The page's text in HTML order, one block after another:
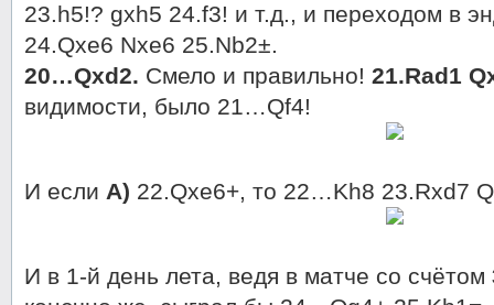
23.h5!? gxh5 24.f3! и т.д., и переходом в
24.Qxe6 Nxe6 25.Nb2±.
20…Qxd2. Смело и правильно! 21.Rad1
видимости, было 21…Qf4!
И если А) 22.Qxe6+, то 22…Kh8 23.Rxd7
И в 1-й день лета, ведя в матче со счётом